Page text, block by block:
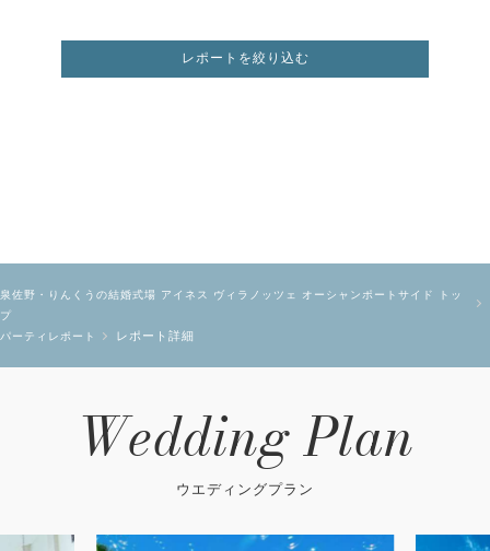
レポートを絞り込む
泉佐野・りんくうの結婚式場 アイネス ヴィラノッツェ オーシャンポートサイド トッ
プ
パーティレポート
レポート詳細
Wedding Plan
ウエディングプラン